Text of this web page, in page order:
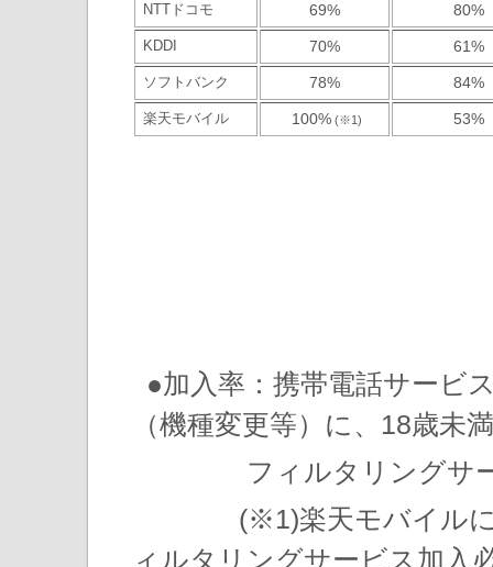
NTTドコモ 69% 80%
KDDI 70% 61%
ソフトバンク 78% 84%
楽天モバイル 100%(※1) 53%
●加入率：携帯電話サービ
（機種変更等）に、18歳未
フィルタリングサー
(※1)楽天モバイルにつ
ィルタリングサービス加入